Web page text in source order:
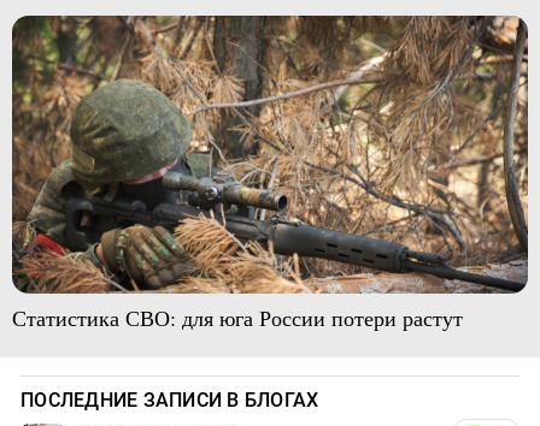
Статистика СВО: для юга России потери растут
ПОСЛЕДНИЕ ЗАПИСИ В БЛОГАХ